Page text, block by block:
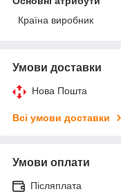
Країна виробник
Умови доставки
Нова Пошта
Всі умови доставки
Умови оплати
Післяплата